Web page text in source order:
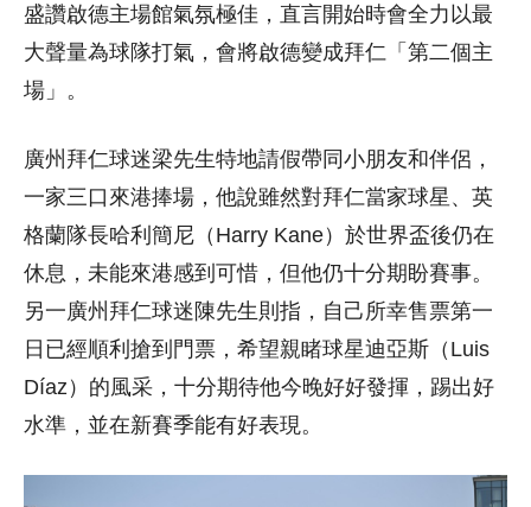
盛讚啟德主場館氣氛極佳，直言開始時會全力以最
大聲量為球隊打氣，會將啟德變成拜仁「第二個主
場」。
廣州拜仁球迷梁先生特地請假帶同小朋友和伴侶，
一家三口來港捧場，他說雖然對拜仁當家球星、英
格蘭隊長哈利簡尼（Harry Kane）於世界盃後仍在
休息，未能來港感到可惜，但他仍十分期盼賽事。
另一廣州拜仁球迷陳先生則指，自己所幸售票第一
日已經順利搶到門票，希望親睹球星迪亞斯（Luis
Díaz）的風采，十分期待他今晚好好發揮，踢出好
水準，並在新賽季能有好表現。